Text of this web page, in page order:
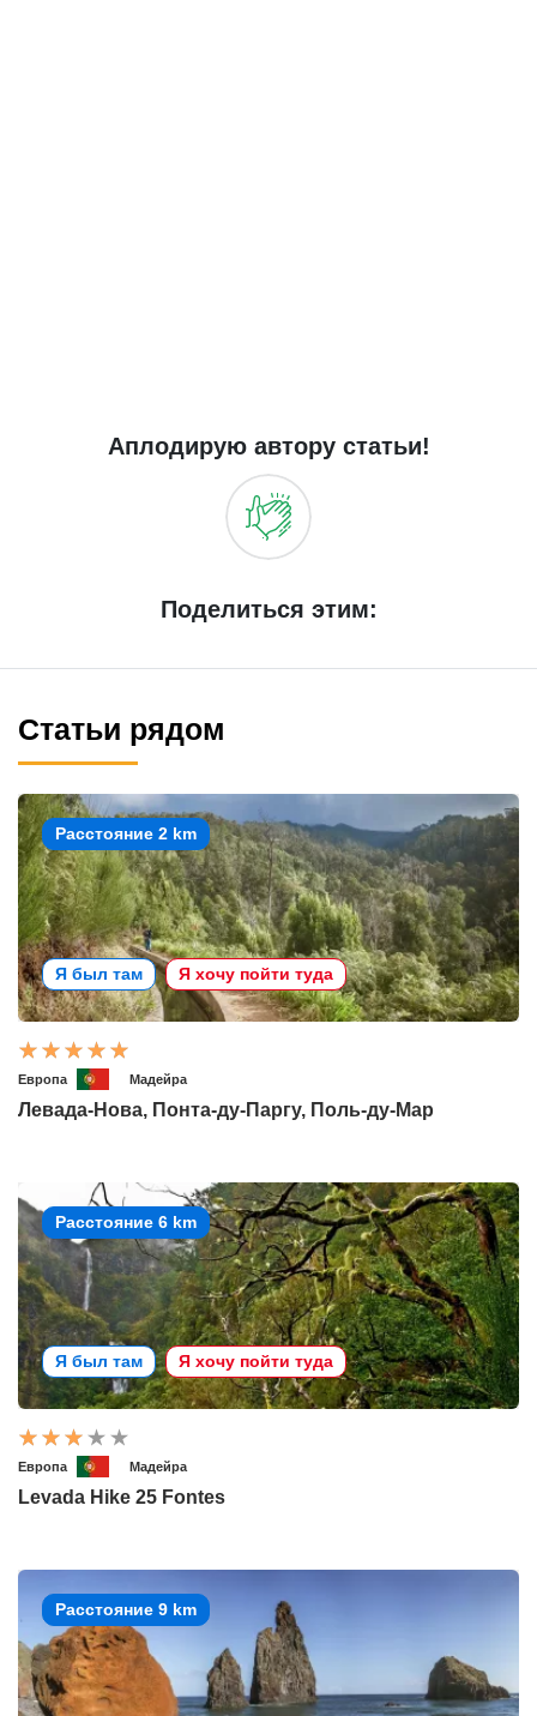
Аплодирую автору статьи!
Поделиться этим:
Статьи рядом
Расстояние 2 km
Я был там Я хочу пойти туда
Европа Мадейра
Левада-Нова, Понта-ду-Паргу, Поль-ду-Мар
Расстояние 6 km
Я был там Я хочу пойти туда
Европа Мадейра
Levada Hike 25 Fontes
Расстояние 9 km